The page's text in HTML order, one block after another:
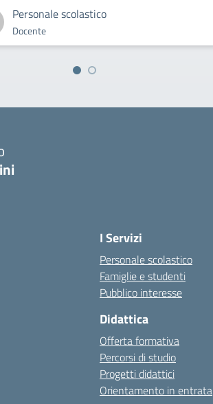
Personale scolastico
Docente
I Servizi
Personale scolastico
Famiglie e studenti
Pubblico interesse
Didattica
Offerta formativa
Percorsi di studio
Progetti didattici
Orientamento in entrata